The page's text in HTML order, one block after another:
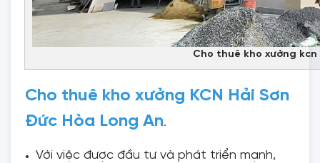
Cho thuê kho xưởng
Cho thuê kho xưởng KCN Hải Sơn
Đức Hòa Long An.
Với việc được đầu tư và phát triển mạnh,